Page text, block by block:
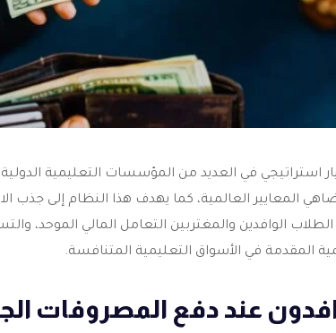
استراتيجي في العديد من المؤسسات التعليمية
المعايير العالمية، كما يهدف هذا النظام إلى جذب
الوافدين والمغتربين التعامل المالي الموحد،
المقدمة في الأسواق التعليمية المتنافسة.
عند دفع المصروفات